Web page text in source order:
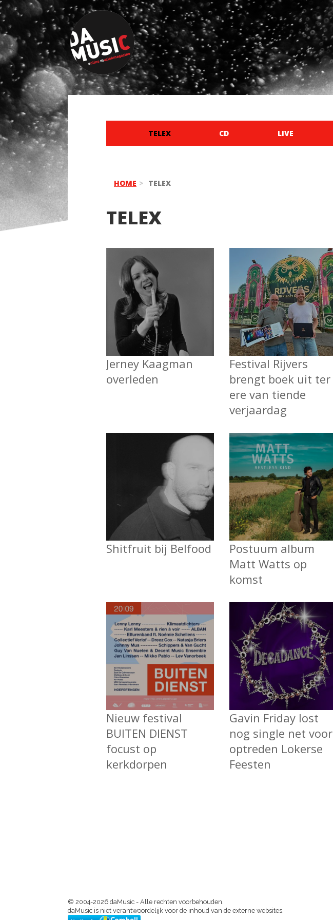
TELEX CD LIVE
HOME TELEX
TELEX
Jerney Kaagman
overleden
Festival Rijvers
brengt boek uit ter
ere van tiende
verjaardag
Shitfruit bij Belfood
Postuum album
Matt Watts op
komst
Nieuw festival
BUITEN DIENST
focust op
kerkdorpen
Gavin Friday lost
nog single net voor
optreden Lokerse
Feesten
© 2004-2026 daMusic - Alle rechten voorbehouden.
daMusic is niet verantwoordelijk voor de inhoud van de externe websites.